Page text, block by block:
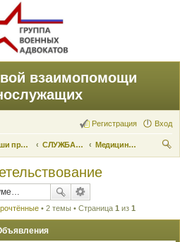
взаимопомощи
Вход
Регистрация
Ваши права и их реализация СЛУЖБА ПО ПРИЗЫВУ
Медицинское освидетельствование
• 2 темы • Страница 1 из 1